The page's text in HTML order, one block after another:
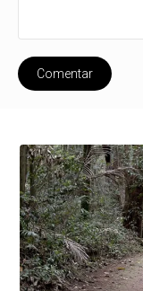
Comentar